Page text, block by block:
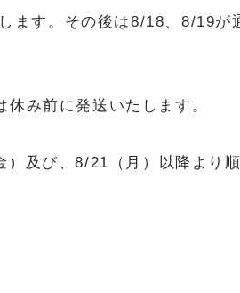
ます。その後は8/18、8/19が
み前に発送いたします。
及び、8/21（月）以降より